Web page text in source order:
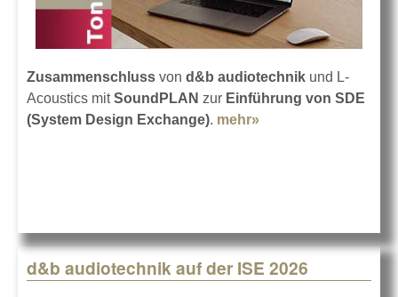
Zusammenschluss von d&b audiotechnik und L-
Acoustics mitSoundPLAN zur Einführung von SDE
(System Design Exchange). mehr»
d&b audiotechnik auf der ISE 2026